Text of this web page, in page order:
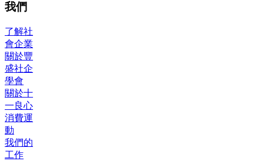
我們
了解社
會企業
關於豐
盛社企
學會
關於十
一良心
消費運
動
我們的
工作